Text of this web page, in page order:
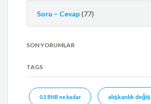
Soru – Cevap (77)
SON YORUMLAR
TAGS
0.1 BNB ne kadar alışkanlık